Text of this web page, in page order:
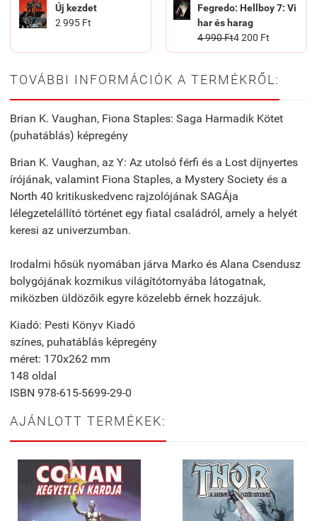
Új kezdet
2 995 Ft
Fegredo: Hellboy 7: Vi
har és harag
4 990 Ft4 200 Ft
TOVÁBBI INFORMÁCIÓK A TERMÉKRŐL:
Brian K. Vaughan, Fiona Staples: Saga Harmadik Kötet
(puhatáblás) képregény
Brian K. Vaughan, az Y: Az utolsó férfi és a Lost díjnyertes
írójának, valamint Fiona Staples, a Mystery Society és a
North 40 kritikuskedvenc rajzolójának SAGÁja
lélegzetelállító történet egy fiatal családról, amely a helyét
keresi az univerzumban.
Irodalmi hősük nyomában járva Marko és Alana Csendusz
bolygójának kozmikus világítótornyába látogatnak,
miközben üldözőik egyre közelebb érnek hozzájuk.
Kiadó: Pesti Könyv Kiadó
színes, puhatáblás képregény
méret: 170x262 mm
148 oldal
ISBN 978-615-5699-29-0
AJÁNLOTT TERMÉKEK: